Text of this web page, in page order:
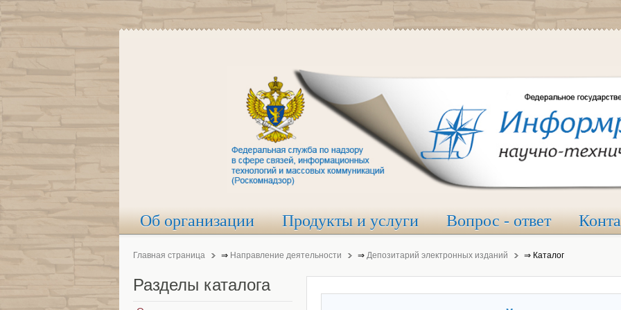
Об организации Продукты и услуги Вопрос - ответ
Главная страница ⇒ Направление деятельности ⇒ Депозитарий электронных изданий ⇒ Каталог
Разделы каталога